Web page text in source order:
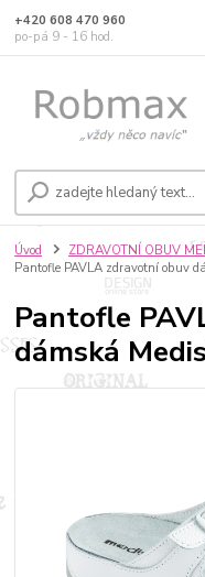
+420 608 470 960
po-pá 9 - 16 hod.
Úvod ZDRAVOTNÍ OBUV
Pantofle PAVLA zdravotní obuv
Pantofle
dámská